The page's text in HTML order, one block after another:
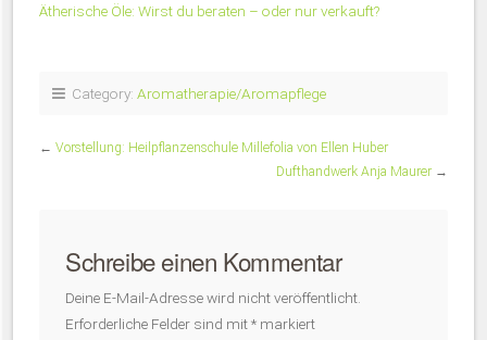
Ätherische Öle: Wirst du beraten – oder nur verkauft?
Category: Aromatherapie/Aromapflege
← Vorstellung: Heilpflanzenschule Millefolia von Ellen Huber
Dufthandwerk Anja Maurer→
Schreibe einen Kommentar
Deine E-Mail-Adresse wird nicht veröffentlicht.
Erforderliche Felder sind mit* markiert